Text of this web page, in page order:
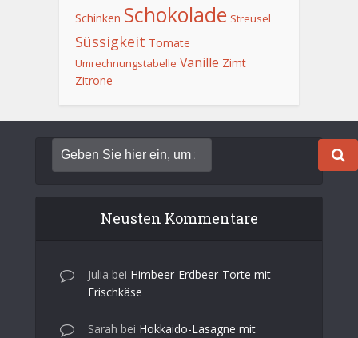
Schinken Schokolade Streusel
Süssigkeit Tomate
Umrechnungstabelle Vanille Zimt
Zitrone
Neusten Kommentare
Julia bei Himbeer-Erdbeer-Torte mit
Frischkäse
Sarah bei Hokkaido-Lasagne mit